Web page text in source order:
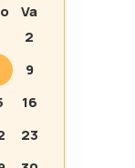
Va
2
9
16
23